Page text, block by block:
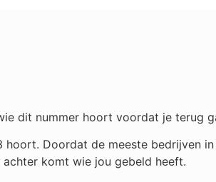
dit nummer hoort voordat je terug
hoort. Doordat de meeste bedrijven
komt wie jou gebeld heeft.